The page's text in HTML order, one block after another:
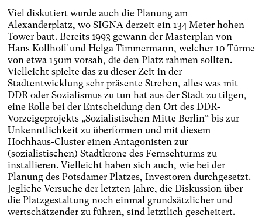
Viel diskutiert wurde auch die Planung am
Alexanderplatz, wo SIGNA derzeit ein 134 Meter hohen
Tower baut. Bereits 1993 gewann der Masterplan von
Hans Kollhoff und Helga Timmermann, welcher 10 Türme
von etwa 150m vorsah, die den Platz rahmen sollten.
Vielleicht spielte das zu dieser Zeit in der
Stadtentwicklung sehr präsente Streben, alles was mit
DDR oder Sozialismus zu tun hat aus der Stadt zu tilgen,
eine Rolle bei der Entscheidung den Ort des DDR-
Vorzeigeprojekts „Sozialistischen Mitte Berlin“ bis zur
Unkenntlichkeit zu überformen und mit diesem
Hochhaus-Cluster einen Antagonisten zur
(sozialistischen) Stadtkrone des Fernsehturms zu
installieren. Vielleicht haben sich auch, wie bei der
Planung des Potsdamer Platzes, Investoren durchgesetzt.
Jegliche Versuche der letzten Jahre, die Diskussion über
die Platzgestaltung noch einmal grundsätzlicher und
wertschätzender zu führen, sind letztlich gescheitert.